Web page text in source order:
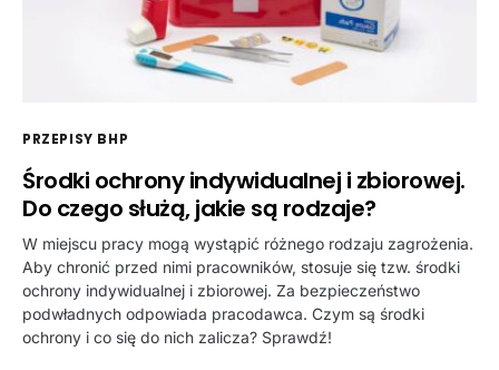
PRZEPISY BHP
Środki ochrony indywidualnej i zbiorowej.
Do czego służą, jakie są rodzaje?
W miejscu pracy mogą wystąpić różnego rodzaju zagrożenia.
Aby chronić przed nimi pracowników, stosuje się tzw. środki
ochrony indywidualnej i zbiorowej. Za bezpieczeństwo
podwładnych odpowiada pracodawca. Czym są środki
ochrony i co się do nich zalicza? Sprawdź!